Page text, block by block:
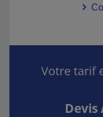
Votre tarif
Devis